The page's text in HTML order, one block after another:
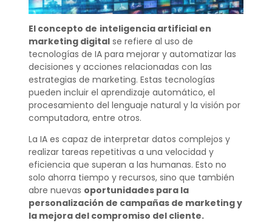
El concepto de inteligencia artificial en
marketing digitalse refiere al uso de
tecnologías de IA para mejorar y automatizar las
decisiones y acciones relacionadas con las
estrategias de marketing. Estas tecnologías
pueden incluir el aprendizaje automático, el
procesamiento del lenguaje natural y la visión por
computadora, entre otros.
La IA es capaz de interpretar datos complejos y
realizar tareas repetitivas a una velocidad y
eficiencia que superan a las humanas. Esto no
solo ahorra tiempo y recursos, sino que también
abre nuevas oportunidades para la
personalización de campañas de marketing y
la mejora del compromiso del cliente.